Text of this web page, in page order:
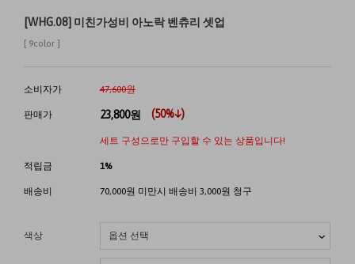
[WHG.08] 미친가성비 아노락 벤츄리 셋업
[ 9color ]
소비자가 47,600원
판매가 23,800원 (50%↓)
세트 구성으로만 구입할 수 있는 상품입니다!
적립금 1%
배송비 70,000원 미만시 배송비 3,000원 청구
색상